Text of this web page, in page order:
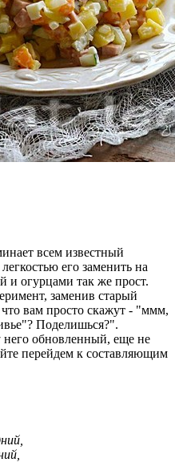
всем известный
его заменить на
и огурцами так же прост.
заменив старый
вам просто скажут - "ммм,
Поделишься?".
обновленный, еще не
перейдем к составляющим